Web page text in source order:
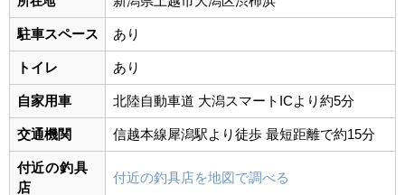
駐車スペース あり
トイレ あり
自家用車 北陸自動車道 大潟スマートICより約5分
交通機関 信越本線 犀潟駅より徒歩 最短距離で約15分
付近の釣具
店
付近の釣具店を地図で調べる